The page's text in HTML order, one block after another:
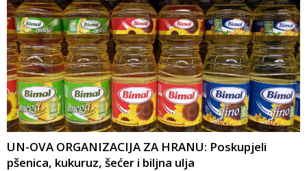
UN-OVA ORGANIZACIJA ZA HRANU: Poskupjeli
pšenica, kukuruz, šećer i biljna ulja